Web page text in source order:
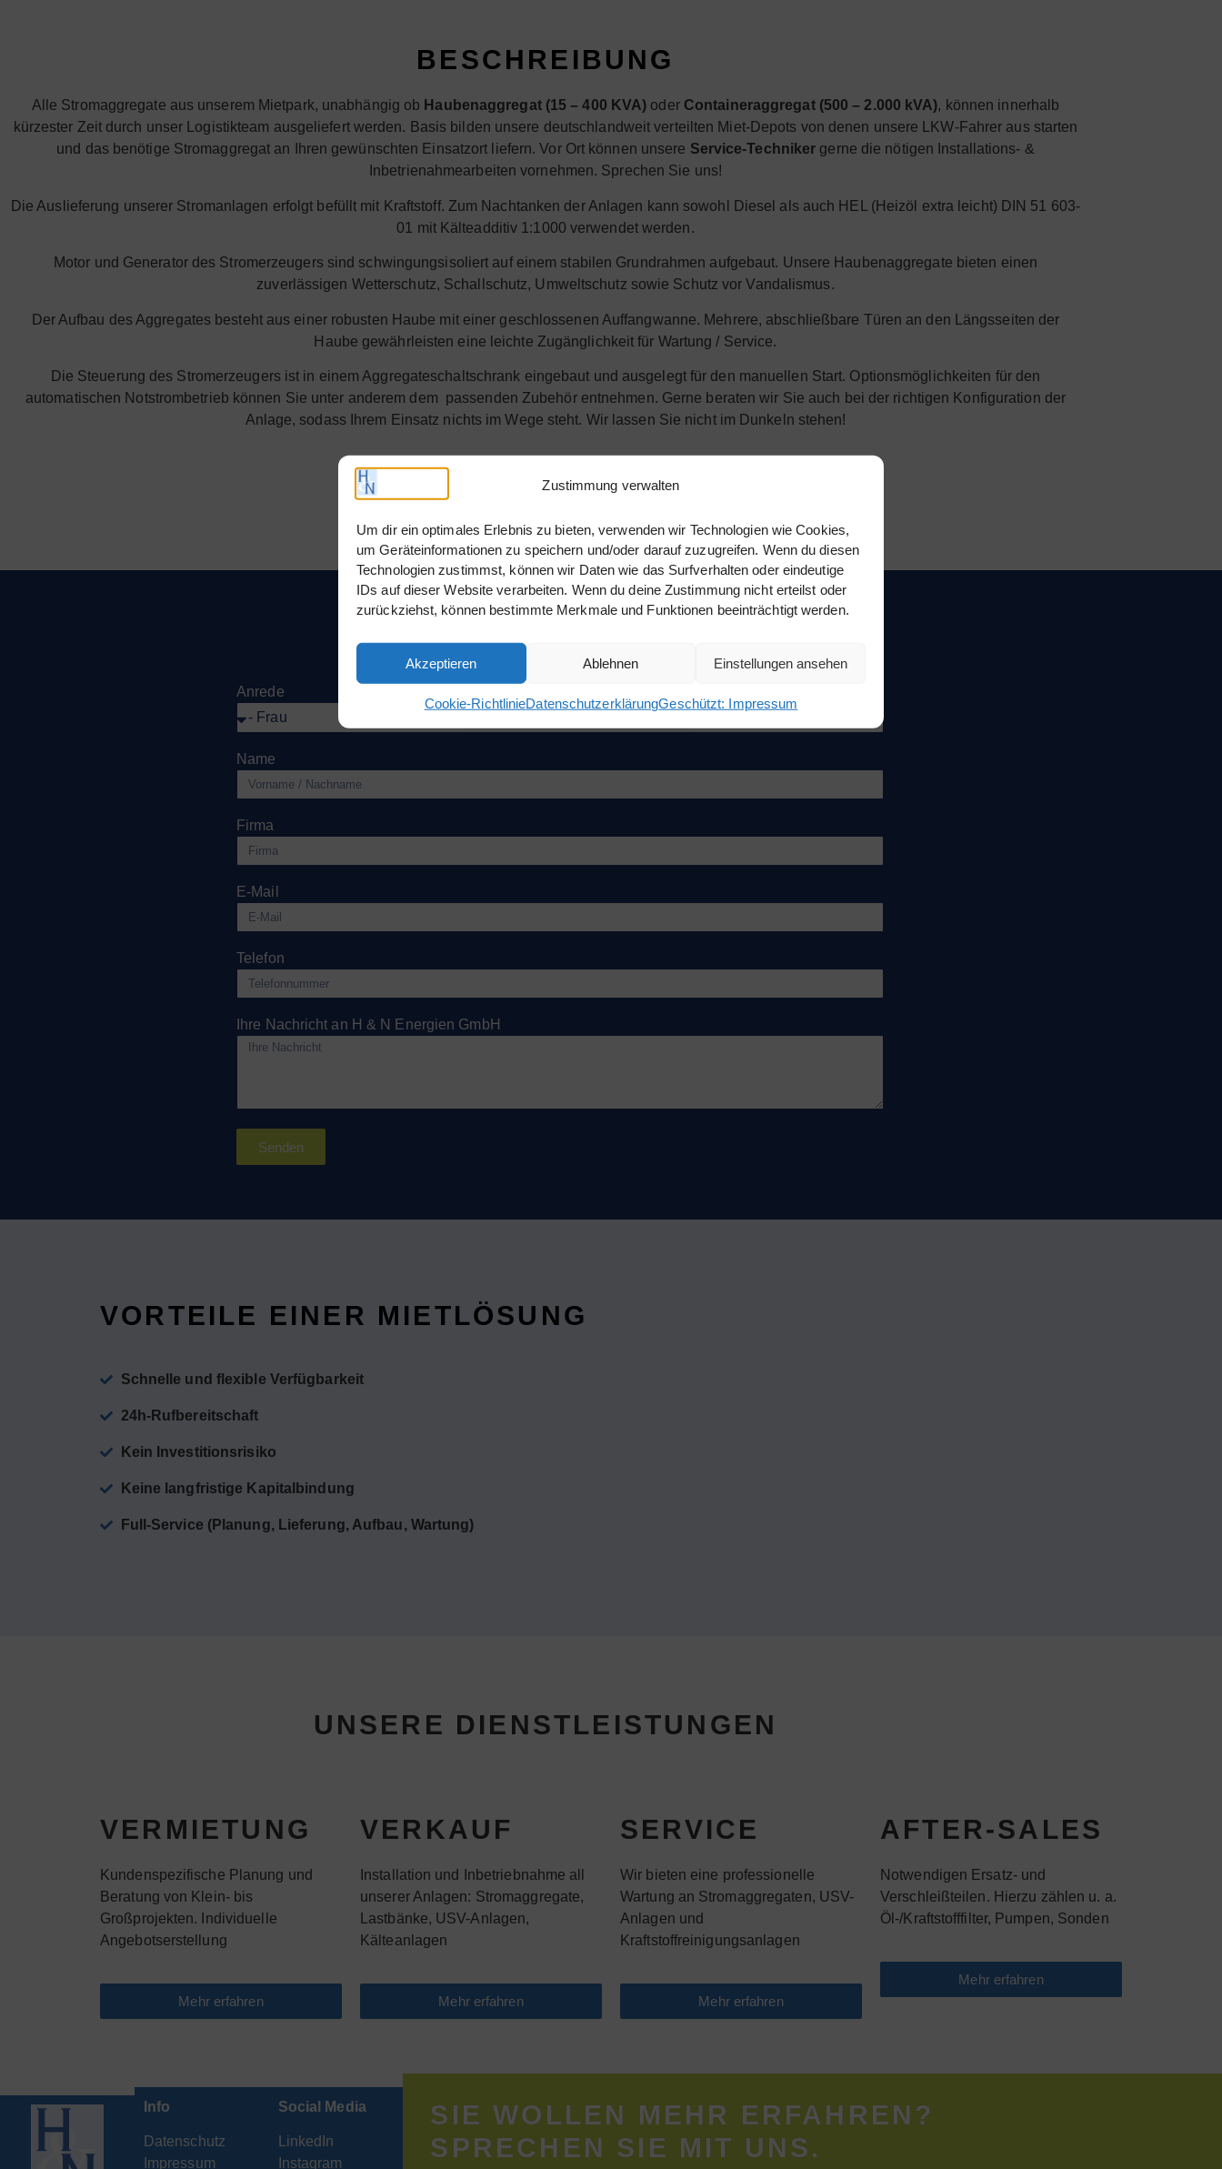
Zustimmung verwalten
Um dir ein optimales Erlebnis zu bieten, verwenden wir Technologien wie Cookies,
um Geräteinformationen zu speichern und/oder darauf zuzugreifen. Wenn du diesen
Technologien zustimmst, können wir Daten wie das Surfverhalten oder eindeutige
IDs auf dieser Website verarbeiten. Wenn du deine Zustimmung nicht erteilst oder
zurückziehst, können bestimmte Merkmale und Funktionen beeinträchtigt werden.
Akzeptieren Ablehnen Einstellungen ansehen
Cookie-RichtlinieDatenschutzerklärungGeschützt: Impressum
BESCHREIBUNG
Alle Stromaggregate aus unserem Mietpark, unabhängig ob Haubenaggregat (15 – 400 KVA) oder Containeraggregat (500 – 2.000 kVA), können innerhalb
kürzester Zeit durch unser Logistikteam ausgeliefert werden. Basis bilden unsere deutschlandweit verteilten Miet-Depots von denen unsere LKW-Fahrer aus starten
und das benötige Stromaggregat an Ihren gewünschten Einsatzort liefern. Vor Ort können unsere Service-Techniker gerne die nötigen Installations- &
Inbetrienahmearbeiten vornehmen. Sprechen Sie uns!
Die Auslieferung unserer Stromanlagen erfolgt befüllt mit Kraftstoff. Zum Nachtanken der Anlagen kann sowohl Diesel als auch HEL (Heizöl extra leicht) DIN 51 603-
01 mit Kälteadditiv 1:1000 verwendet werden.
Motor und Generator des Stromerzeugers sind schwingungsisoliert auf einem stabilen Grundrahmen aufgebaut. Unsere Haubenaggregate bieten einen
zuverlässigen Wetterschutz, Schallschutz, Umweltschutz sowie Schutz vor Vandalismus.
Der Aufbau des Aggregates besteht aus einer robusten Haube mit einer geschlossenen Auffangwanne. Mehrere, abschließbare Türen an den Längsseiten der
Haube gewährleisten eine leichte Zugänglichkeit für Wartung / Service.
Die Steuerung des Stromerzeugers ist in einem Aggregateschaltschrank eingebaut und ausgelegt für den manuellen Start. Optionsmöglichkeiten für den
automatischen Notstrombetrieb können Sie unter anderem dem passenden Zubehör entnehmen. Gerne beraten wir Sie auch bei der richtigen Konfiguration der
Anlage, sodass Ihrem Einsatz nichts im Wege steht. Wir lassen Sie nicht im Dunkeln stehen!
Angebot anfordern
KONTAKTANFRAGE
Anrede
Name
Firma
E-Mail
Telefon
Ihre Nachricht an H & N Energien GmbH
Senden
VORTEILE EINER MIETLÖSUNG
Schnelle und flexible Verfügbarkeit
24h-Rufbereitschaft
Kein Investitionsrisiko
Keine langfristige Kapitalbindung
Full-Service (Planung, Lieferung, Aufbau, Wartung)
UNSERE DIENSTLEISTUNGEN
VERMIETUNG
Kundenspezifische Planung und
Beratung von Klein- bis
Großprojekten. Individuelle
Angebotserstellung
Mehr erfahren
VERKAUF
Installation und Inbetriebnahme all
unserer Anlagen: Stromaggregate,
Lastbänke, USV-Anlagen,
Kälteanlagen
Mehr erfahren
SERVICE
Wir bieten eine professionelle
Wartung an Stromaggregaten, USV-
Anlagen und
Kraftstoffreinigungsanlagen
Mehr erfahren
AFTER-SALES
Notwendigen Ersatz- und
Verschleißteilen. Hierzu zählen u. a.
Öl-/Kraftstofffilter, Pumpen, Sonden
Mehr erfahren
Info
Datenschutz
Impressum
Social Media
LinkedIn
Instagram
SIE WOLLEN MEHR ERFAHREN?
SPRECHEN SIE MIT UNS.